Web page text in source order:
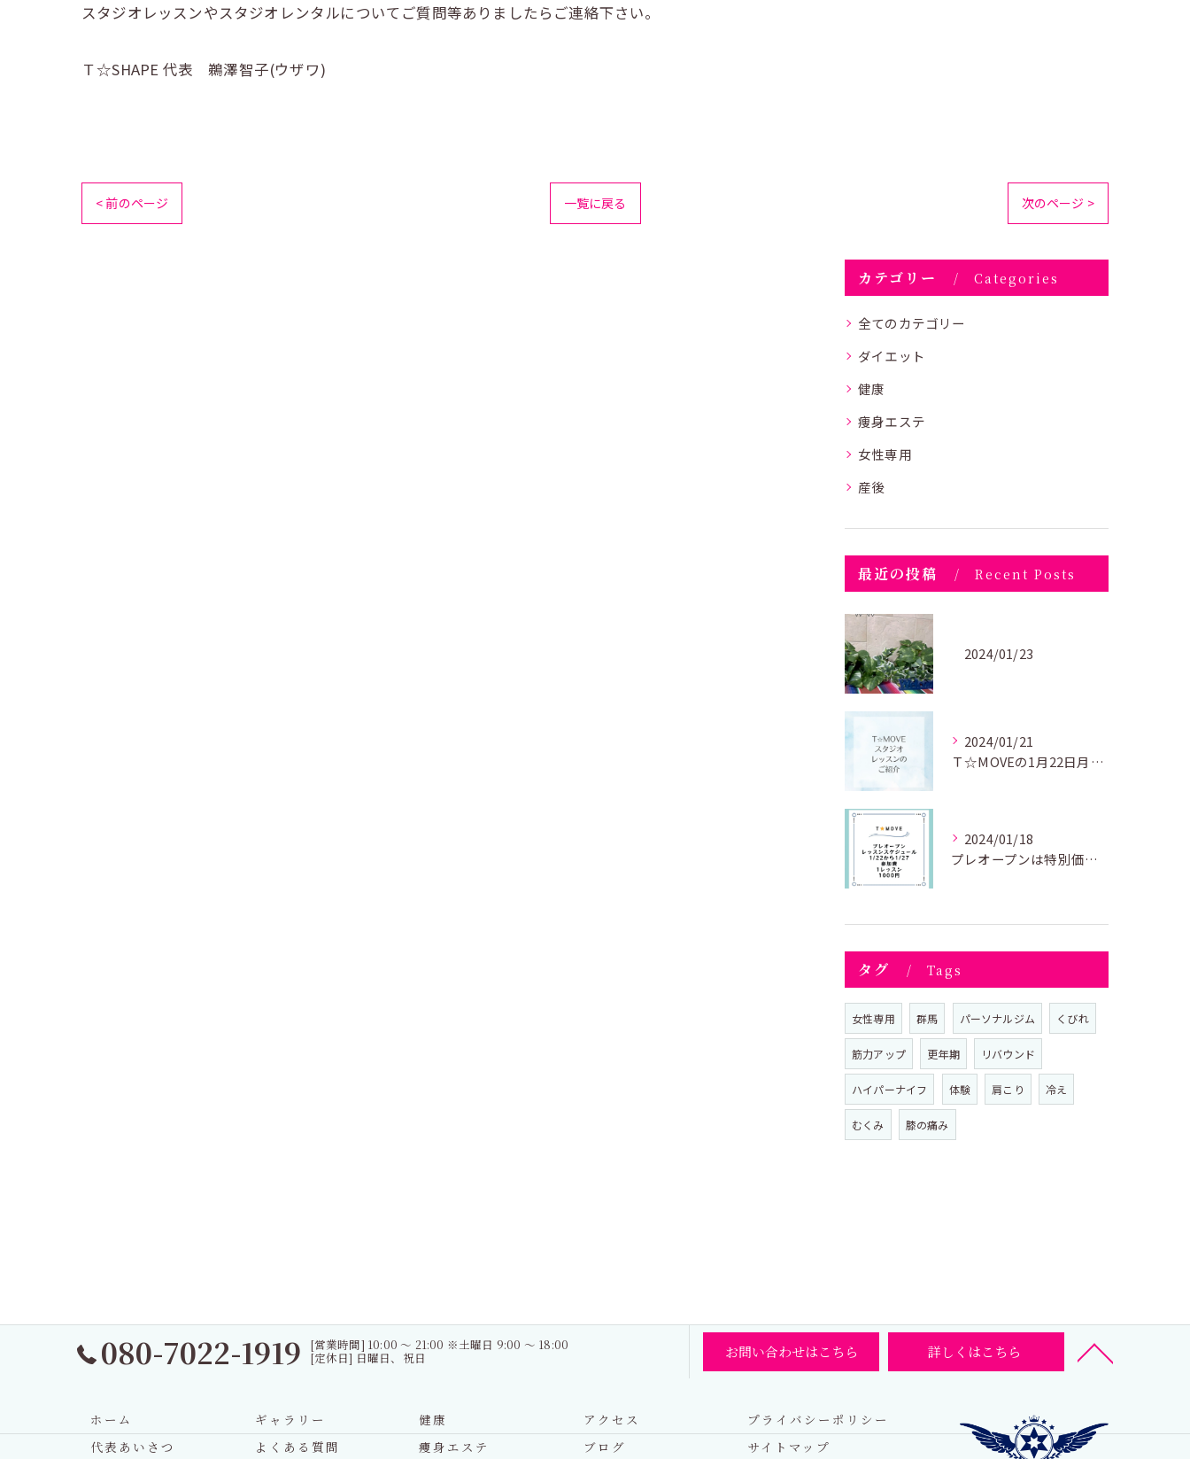
スタジオレッスンやスタジオレンタルについてご質問等ありましたらご連絡下さい。
Ｔ☆SHAPE 代表 鵜澤智子(ウザワ)
< 前のページ 一覧に戻る 次のページ >
カテゴリー Categories
全てのカテゴリー
ダイエット
健康
痩身エステ
女性専用
産後
最近の投稿 Recent Posts
2024/01/23
2024/01/21
Ｔ☆MOVEの1月22日月曜日のレッスンのご紹介😊
2024/01/18
プレオープンは特別価格、1レッスン1000円にてお好きなレッ...
タグ Tags
女性専用 群馬 パーソナルジム くびれ
筋力アップ 更年期 リバウンド
ハイパーナイフ 体験 肩こり 冷え
むくみ 膝の痛み
080-7022-1919
[営業時間] 10:00 ～ 21:00 ※土曜日 9:00 ～ 18:00
[定休日] 日曜日、祝日
お問い合わせはこちら 詳しくはこちら
ホーム
代表あいさつ
ギャラリー
よくある質問
健康
痩身エステ
アクセス
ブログ
プライバシーポリシー
サイトマップ